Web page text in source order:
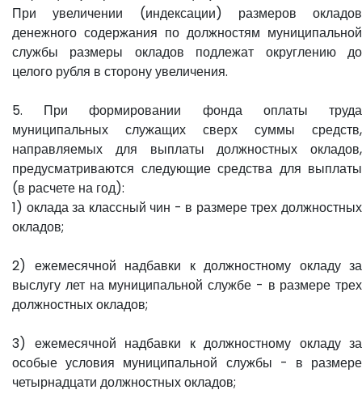
При увеличении (индексации) размеров окладов
денежного содержания по должностям муниципальной
службы размеры окладов подлежат округлению до
целого рубля в сторону увеличения.
5. При формировании фонда оплаты труда
муниципальных служащих сверх суммы средств,
направляемых для выплаты должностных окладов,
предусматриваются следующие средства для выплаты
(в расчете на год):
1) оклада за классный чин - в размере трех должностных
окладов;
2) ежемесячной надбавки к должностному окладу за
выслугу лет на муниципальной службе - в размере трех
должностных окладов;
3) ежемесячной надбавки к должностному окладу за
особые условия муниципальной службы - в размере
четырнадцати должностных окладов;